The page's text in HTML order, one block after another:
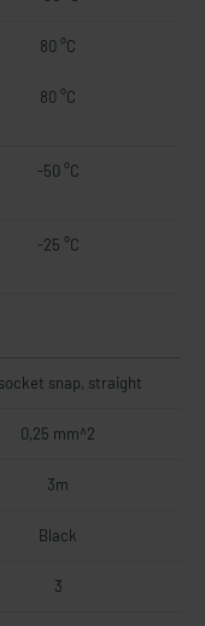
80 °C
80 °C
-50 °C
-25 °C
snap, straight
0,25 mm^2
3m
Black
3